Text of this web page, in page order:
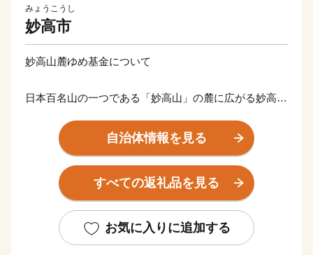
みょうこうし
妙高市
妙高山麓ゆめ基金について
日本百名山の一つである「妙高山」の麓に広がる妙高市
豊かなまちです。
平成27年3月に誕生した「妙高戸隠連山国立公園」は、
火山性の山々と非火山性の山々で構成されており、山麓
に点在する高原や湖沼が一体となった景観が大きな魅力
これら豊かな大自然に手軽に触れることができる登山や
トレッキングをはじめ、多様な効能を持つ7つの温泉郷
自治体情報を見る
すべての返礼品を見る
お気に入りに追加する